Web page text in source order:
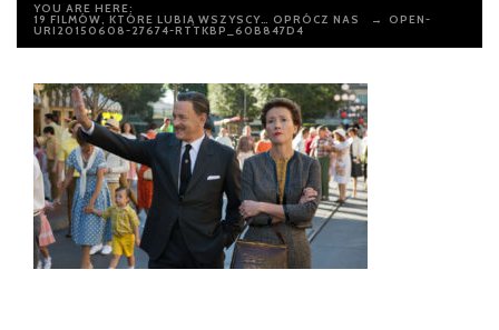
YOU ARE HERE:
19 FILMÓW, KTÓRE LUBIĄ WSZYSCY… OPRÓCZ NAS → OPEN-
URI20150608-27674-RTTKBP_60B847D4